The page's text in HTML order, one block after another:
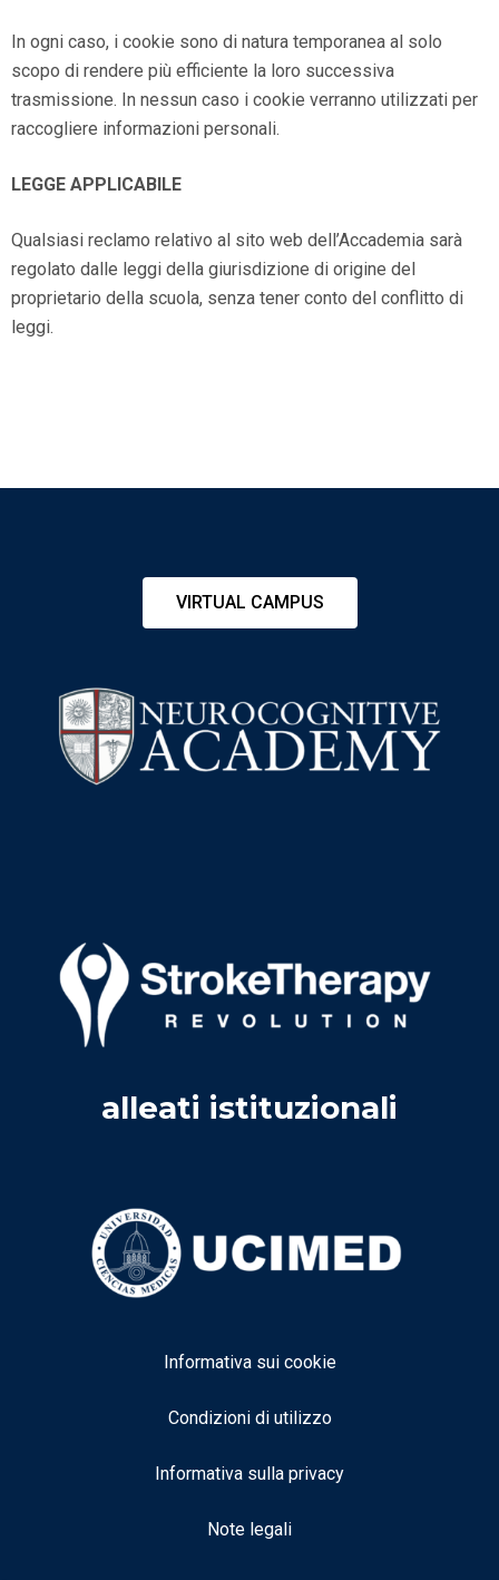
In ogni caso, i cookie sono di natura temporanea al solo
scopo di rendere più efficiente la loro successiva
trasmissione. In nessun caso i cookie verranno utilizzati per
raccogliere informazioni personali.
LEGGE APPLICABILE
Qualsiasi reclamo relativo al sito web dell’Accademia sarà
regolato dalle leggi della giurisdizione di origine del
proprietario della scuola, senza tener conto del conflitto di
leggi.
VIRTUAL CAMPUS
alleati istituzionali
Informativa sui cookie
Condizioni di utilizzo
Informativa sulla privacy
Note legali